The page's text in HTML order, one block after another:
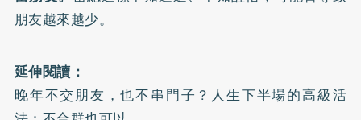
朋友越來越少。
延伸閱讀：
晚年不交朋友，也不串門子？人生下半場的高級活